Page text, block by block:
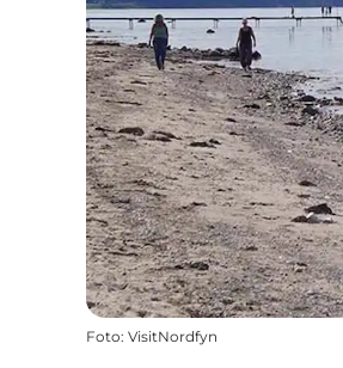
Foto: VisitNordfyn